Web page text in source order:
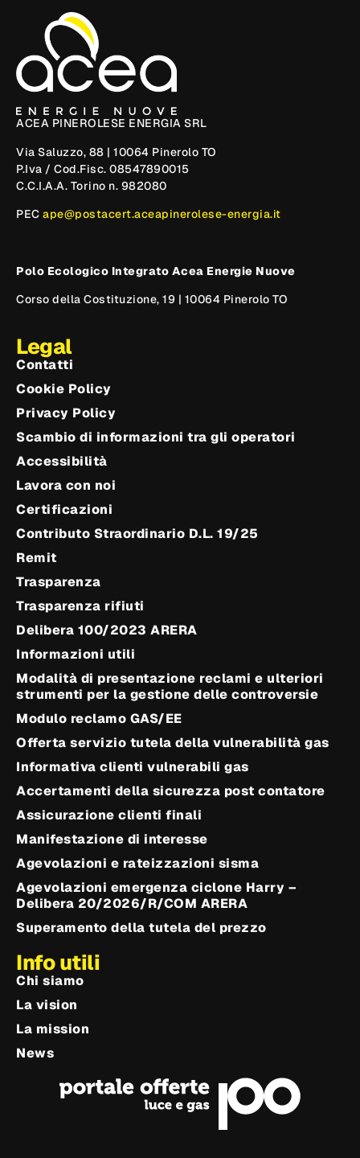
ACEA PINEROLESE ENERGIA SRL
Via Saluzzo, 88 | 10064 Pinerolo TO
P.Iva / Cod.Fisc. 08547890015
C.C.I.A.A. Torino n. 982080
PEC ape@postacert.aceapinerolese-energia.it
Polo Ecologico Integrato Acea Energie Nuove
Corso della Costituzione, 19 | 10064 Pinerolo TO
Legal
Contatti
Cookie Policy
Privacy Policy
Scambio di informazioni tra gli operatori
Accessibilità
Lavora con noi
Certificazioni
Contributo Straordinario D.L. 19/25
Remit
Trasparenza
Trasparenza rifiuti
Delibera 100/2023 ARERA
Informazioni utili
Modalità di presentazione reclami e ulteriori
strumenti per la gestione delle controversie
Modulo reclamo GAS/EE
Offerta servizio tutela della vulnerabilità gas
Informativa clienti vulnerabili gas
Accertamenti della sicurezza post contatore
Assicurazione clienti finali
Manifestazione di interesse
Agevolazioni e rateizzazioni sisma
Agevolazioni emergenza ciclone Harry –
Delibera 20/2026/R/COM ARERA
Superamento della tutela del prezzo
Info utili
Chi siamo
La vision
La mission
News